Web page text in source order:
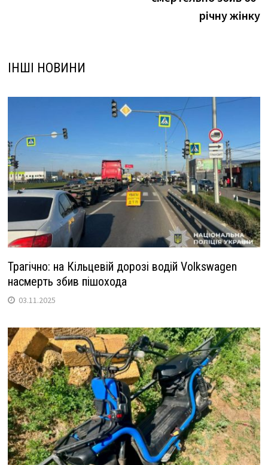
річну жінку
ІНШІ НОВИНИ
Трагічно: на Кільцевій дорозі водій Volkswagen
насмерть збив пішохода
03.11.2025